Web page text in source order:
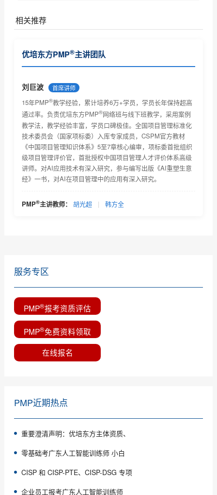
相关推荐
项目...
PMP证书考取流程及相关费用
PMP证书相关情况说明
PMP认证报考条件是什么？
PMP认证主要学习什么？是否对英语有很高的要求
考取PMP证书后对个人今后工作能力有什么帮助吗？能
带来...
PMP项目管理证书含金量有多少？可以挂靠么？
优培东方PMP考试时间及考试题型及考试注意事项介绍
PMP认证与软考高项哪个好考一些？哪个对工作有帮助
优培东方PMP®主讲团队
刘巨波 首席讲师
15年PMP®教学经验，累计培养6万+学员，学员长年保持超高
通过率。负责优培东方PMP®网络班与线下班教学，采用案例
教学法，教学经验丰富，学员口碑极佳。全国项目管理标准化
技术委员会（国家项标委）入库专家成员，CSPM官方教材
《中国项目管理知识体系》5至7章核心编审，项标委首批组织
级项目管理评价官，首批授权中国项目管理人才评价体系高级
讲师。对AI应用技术有深入研究，参与编写出版《AI重塑生意
经》一书，对AI在项目管理中的应用有深入研究。
PMP®主讲教师： 胡光超 | 韩方全
服务专区
PMP®报考资质评估
PMP®免费资料领取
在线报名
PMP近期热点
重要澄清声明：优培东方主体资质、
零基础考广东人工智能训练师 小白
CISP 和 CISP-PTE、CISP-DSG 专项
企业员工报考广东人工智能训练师